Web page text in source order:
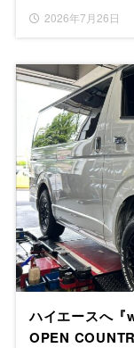
2026年7月26日
ハイエースへ
OPEN